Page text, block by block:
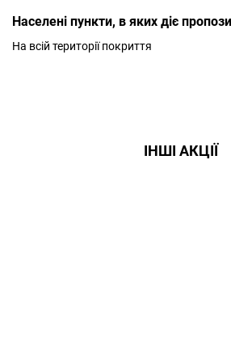
Населені пункти, в яких діє
На всій території покриття
ІНШІ АКЦІЇ